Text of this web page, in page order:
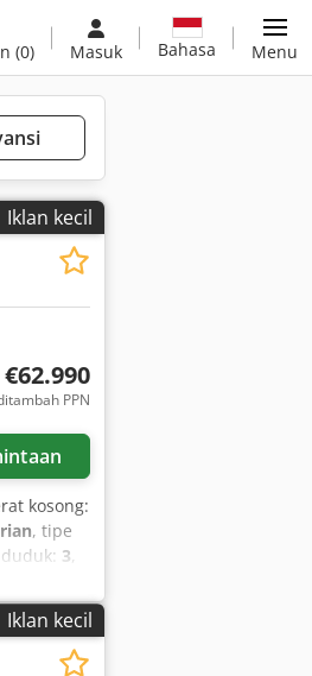
(0) Masuk Bahasa Menu
Iklan kecil
€62.990
PPN
kosong:
, tipe
3,
USB,
Iklan kecil